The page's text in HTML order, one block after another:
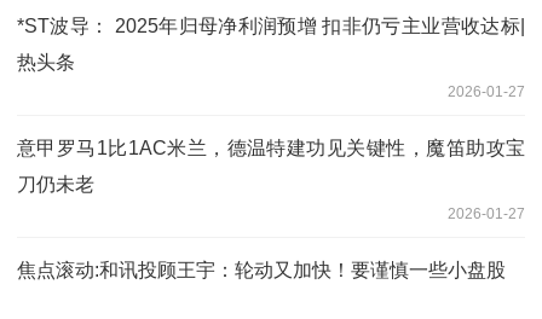
*ST波导： 2025年归母净利润预增 扣非仍亏主业营收达标|
热头条
2026-01-27
意甲罗马1比1AC米兰，德温特建功见关键性，魔笛助攻宝
刀仍未老
2026-01-27
焦点滚动:和讯投顾王宇：轮动又加快！要谨慎一些小盘股